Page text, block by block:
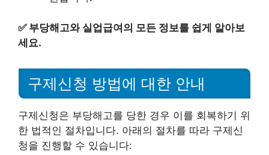
✅ 부당해고와 실업급여의 모든 정보를 쉽게 알아보
세요.
구제신청 방법에 대한 안내
구제신청은 부당해고를 당한 경우 이를 회복하기 위
한 법적인 절차입니다. 아래의 절차를 따라 구제신
청을 진행할 수 있습니다: